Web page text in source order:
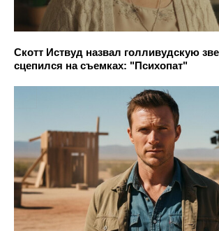
Скотт Иствуд назвал голливудскую
сцепился на съемках: "Психопат"